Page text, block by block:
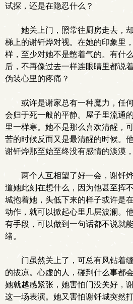
试探，还是在隐忍什么？
她关上门，照常往厨房走去，
梯上的谢钎烨对视。在她的印象里
样，至少对她不是憋着气的。有什
后，不再像过去一样连眼睛里都说
伪装心里的疼痛？
或许是谢家总有一种魔力，任
会归于死一般的平静。屋子里流通
里一样寒。她不是那么喜欢清醒，
苦的时候反而又是最清醒的时候。
谢钎烨那至始至终没有感情的淡漠
两个人互相望了好一会，谢钎
道她此刻在想什么，因为他甚至挥
城抱着她，头低下来的样子或许是
动作，就可以掀起心里几层波澜。
有手段，可以做到一句话都不说就
绪。
门虽然关上了，可总有风钻着
的拔凉。心虚的人，碰到什么事都
她就越感紧张，她害怕门没关好，
这一场表演。她又害怕谢钎城突然